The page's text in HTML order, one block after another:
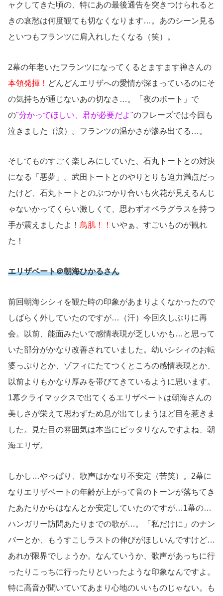
ャクしてきた頃の、特にあの最後通告を突きつけられると
きの哀愁は何度観ても切なくなります…。あのシーン見る
といつもフランツに肩入れしたくなる（笑）。
2幕の年老いたフランツになってくるとますます禅さんの
本領発揮！ どんどんエリザへの愛情が深まっているのにそ
の気持ちが通じないあの切なさ…。「夜のボート」で
の"分かってほしい、君が必要だよ"のフレーズでは今回も
泣きました（涙）。フランツの温かさが滲み出てる…。
そしてものすごく楽しみにしていた、石丸トートとの対決
になる「悪夢」。武田トートとのやりとりも迫力満点だっ
たけど、石丸トートとのぶつかり合いも火花が見えるんじ
ゃないかってくらい激しくて、思わずオペラグラスを持つ
手が震えましたよ！ 鳥肌！！ いやぁ、すごいものが観れ
た！
エリザベート＠朝海ひかるさん
前回朝海シシィを観た時の印象があまりよくなかったので
しばらく外していたのですが…（汗）今回久しぶりに再
会。以前、能面みたいで感情表現が乏しいかも…と思って
いた部分がかなり改善されていました。幼いシシィのお転
婆っぷりとか、ゾフィにたてつくところの感情表現とか、
以前よりもかなり厚みを帯びてきているように思います。
1幕クライマックスで出てくるエリザベートは朝海さんの
美しさが栄えて思わずため息が出てしまうほど目を惹きま
した。見た目の雰囲気は本当にピッタリなんですよね、朝
海エリザ。
しかし…やっぱり、歌声はかなり不安定（苦笑）。2幕に
なりエリザベートの年齢が上がって音のトーンが落ちてき
たあたりからはなんとか安定していたのですが…1幕の…
ハンガリー訪問あたりまでの歌が…。「私だけに」のナン
バーとか、もうすこしラストの伸びがほしいんですけど…
あれが限界でしょうか。なんていうか、歌声があっちに行
ったりこっちに行ったりといったような印象なんですよ。
特に高音が聞いていてあまり心地のいいものじゃない。も